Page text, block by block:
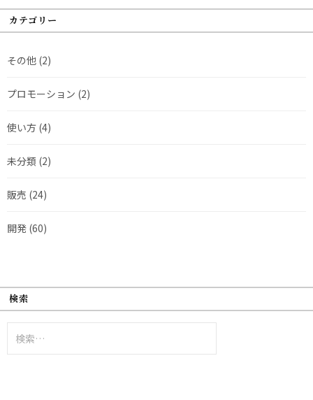
カテゴリー
その他 (2)
プロモーション (2)
使い方 (4)
未分類 (2)
販売 (24)
開発 (60)
検索
索: